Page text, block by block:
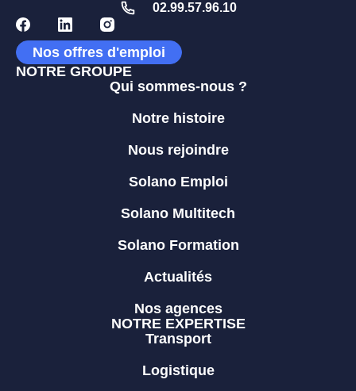
02.99.57.96.10
Nos offres d'emploi
NOTRE GROUPE
Qui sommes-nous ?
Notre histoire
Nous rejoindre
Solano Emploi
Solano Multitech
Solano Formation
Actualités
Nos agences
NOTRE EXPERTISE
Transport
Logistique